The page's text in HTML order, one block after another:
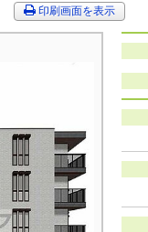
印刷画面を表示